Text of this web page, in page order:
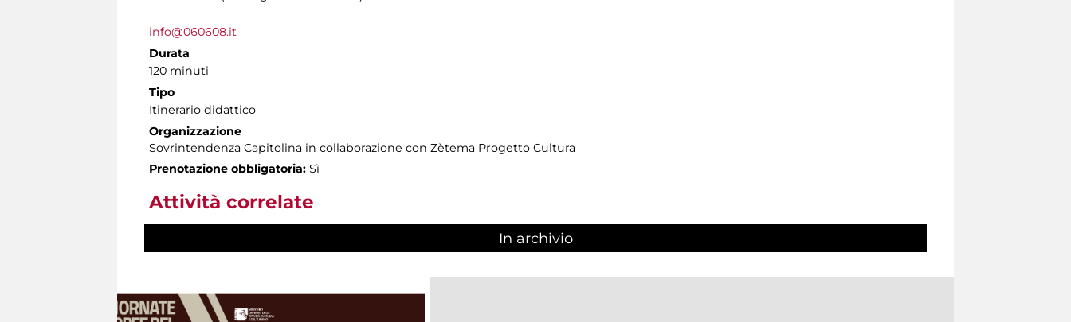
info@060608.it
Durata
120 minuti
Tipo
Itinerario didattico
Organizzazione
Sovrintendenza Capitolina in collaborazione con Zètema Progetto Cultura
Prenotazione obbligatoria: Sì
Attività correlate
In archivio